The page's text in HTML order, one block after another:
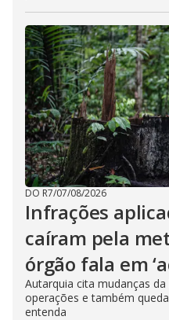
DO R7/07/08/2026
Infrações
caíram pela
órgão fala em
Autarquia cita mudanças
operações e também
entenda